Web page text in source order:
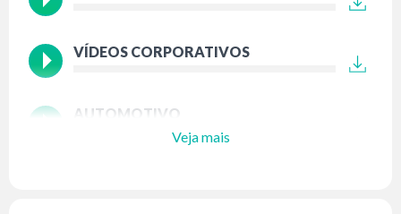
VÍDEOS CORPORATIVOS
AUTOMOTIVO
Veja mais